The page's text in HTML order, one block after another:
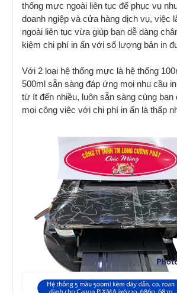
thống mực ngoài liên tục để phục vụ
doanh ngiệp và cửa hàng dịch vụ, việc
ngoài liên tục vừa giúp bạn dễ dàng
kiệm chi phí in ấn với số lượng bản in
Với 2 loại hệ thống mực là hệ thống
500ml sẵn sàng đáp ứng mọi nhu cầu
từ ít đến nhiều, luôn sẵn sàng cùng bạn
mọi công việc với chi phí in ấn là thấp